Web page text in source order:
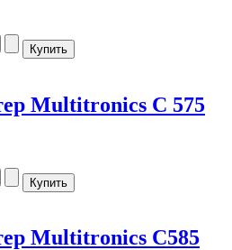
Multitronics C 575
Multitronics C585